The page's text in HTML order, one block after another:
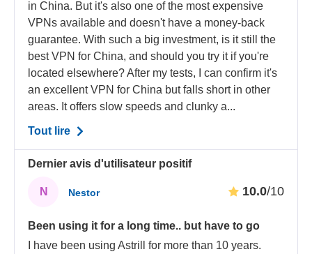
in China. But it's also one of the most expensive
VPNs available and doesn't have a money-back
guarantee. With such a big investment, is it still the
best VPN for China, and should you try it if you're
located elsewhere? After my tests, I can confirm it's
an excellent VPN for China but falls short in other
areas. It offers slow speeds and clunky a...
Tout lire
Dernier avis d'utilisateur positif
N Nestor 10.0/10
Been using it for a long time.. but have to go
I have been using Astrill for more than 10 years.